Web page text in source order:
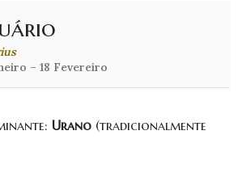
– 18 Fevereiro
Urano (tradicionalmente